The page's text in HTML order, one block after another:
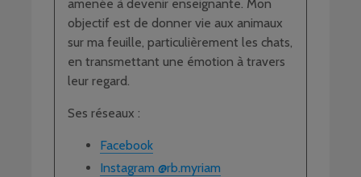
amenée à devenir enseignante. Mon
objectif est de donner vie aux animaux
sur ma feuille, particulièrement les chats,
en transmettant une émotion à travers
leur regard.
Ses réseaux :
Facebook
Instagram @rb.myriam